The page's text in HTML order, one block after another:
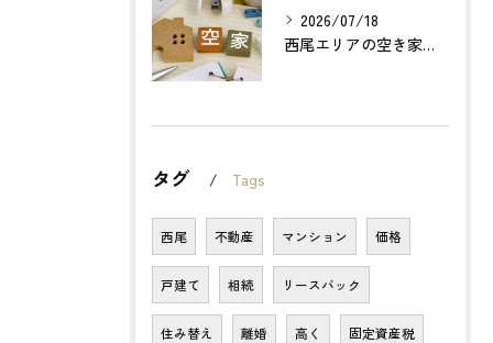
2026/07/18
西尾エリアの空き家売却で利益最大化する方法とは？
タグ Tags
西尾 不動産 マンション 価格
戸建て 相続 リースバック
住み替え 離婚 高く 固定資産税